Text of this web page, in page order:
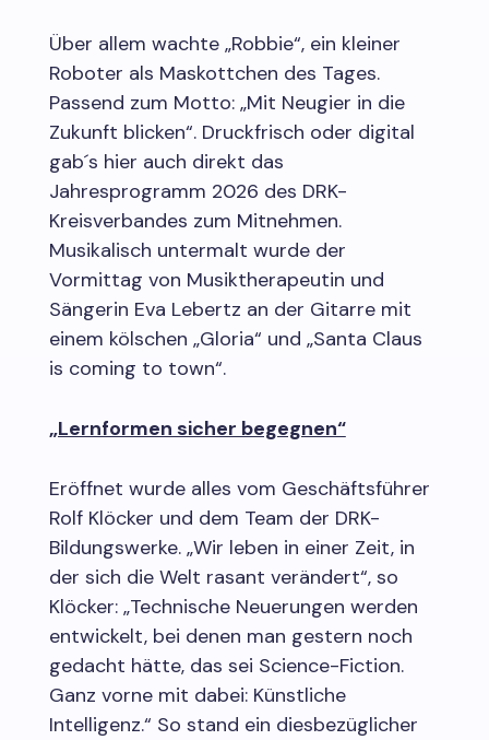
Über allem wachte „Robbie“, ein kleiner
Roboter als Maskottchen des Tages.
Passend zum Motto: „Mit Neugier in die
Zukunft blicken“. Druckfrisch oder digital
gab´s hier auch direkt das
Jahresprogramm 2026 des DRK-
Kreisverbandes zum Mitnehmen.
Musikalisch untermalt wurde der
Vormittag von Musiktherapeutin und
Sängerin Eva Lebertz an der Gitarre mit
einem kölschen „Gloria“ und „Santa Claus
is coming to town“.
„Lernformen sicher begegnen“
Eröffnet wurde alles vom Geschäftsführer
Rolf Klöcker und dem Team der DRK-
Bildungswerke. „Wir leben in einer Zeit, in
der sich die Welt rasant verändert“, so
Klöcker: „Technische Neuerungen werden
entwickelt, bei denen man gestern noch
gedacht hätte, das sei Science-Fiction.
Ganz vorne mit dabei: Künstliche
Intelligenz.“ So stand ein diesbezüglicher